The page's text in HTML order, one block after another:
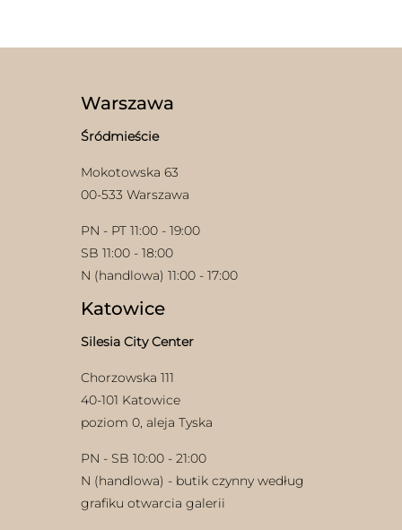
na
produktu
Warszawa
Śródmieście
Mokotowska 63
00-533 Warszawa
PN - PT 11:00 - 19:00
SB 11:00 - 18:00
N (handlowa) 11:00 - 17:00
Katowice
Silesia City Center
Chorzowska 111
40-101 Katowice
poziom 0, aleja Tyska
PN - SB 10:00 - 21:00
N (handlowa) - butik czynny według
grafiku otwarcia galerii